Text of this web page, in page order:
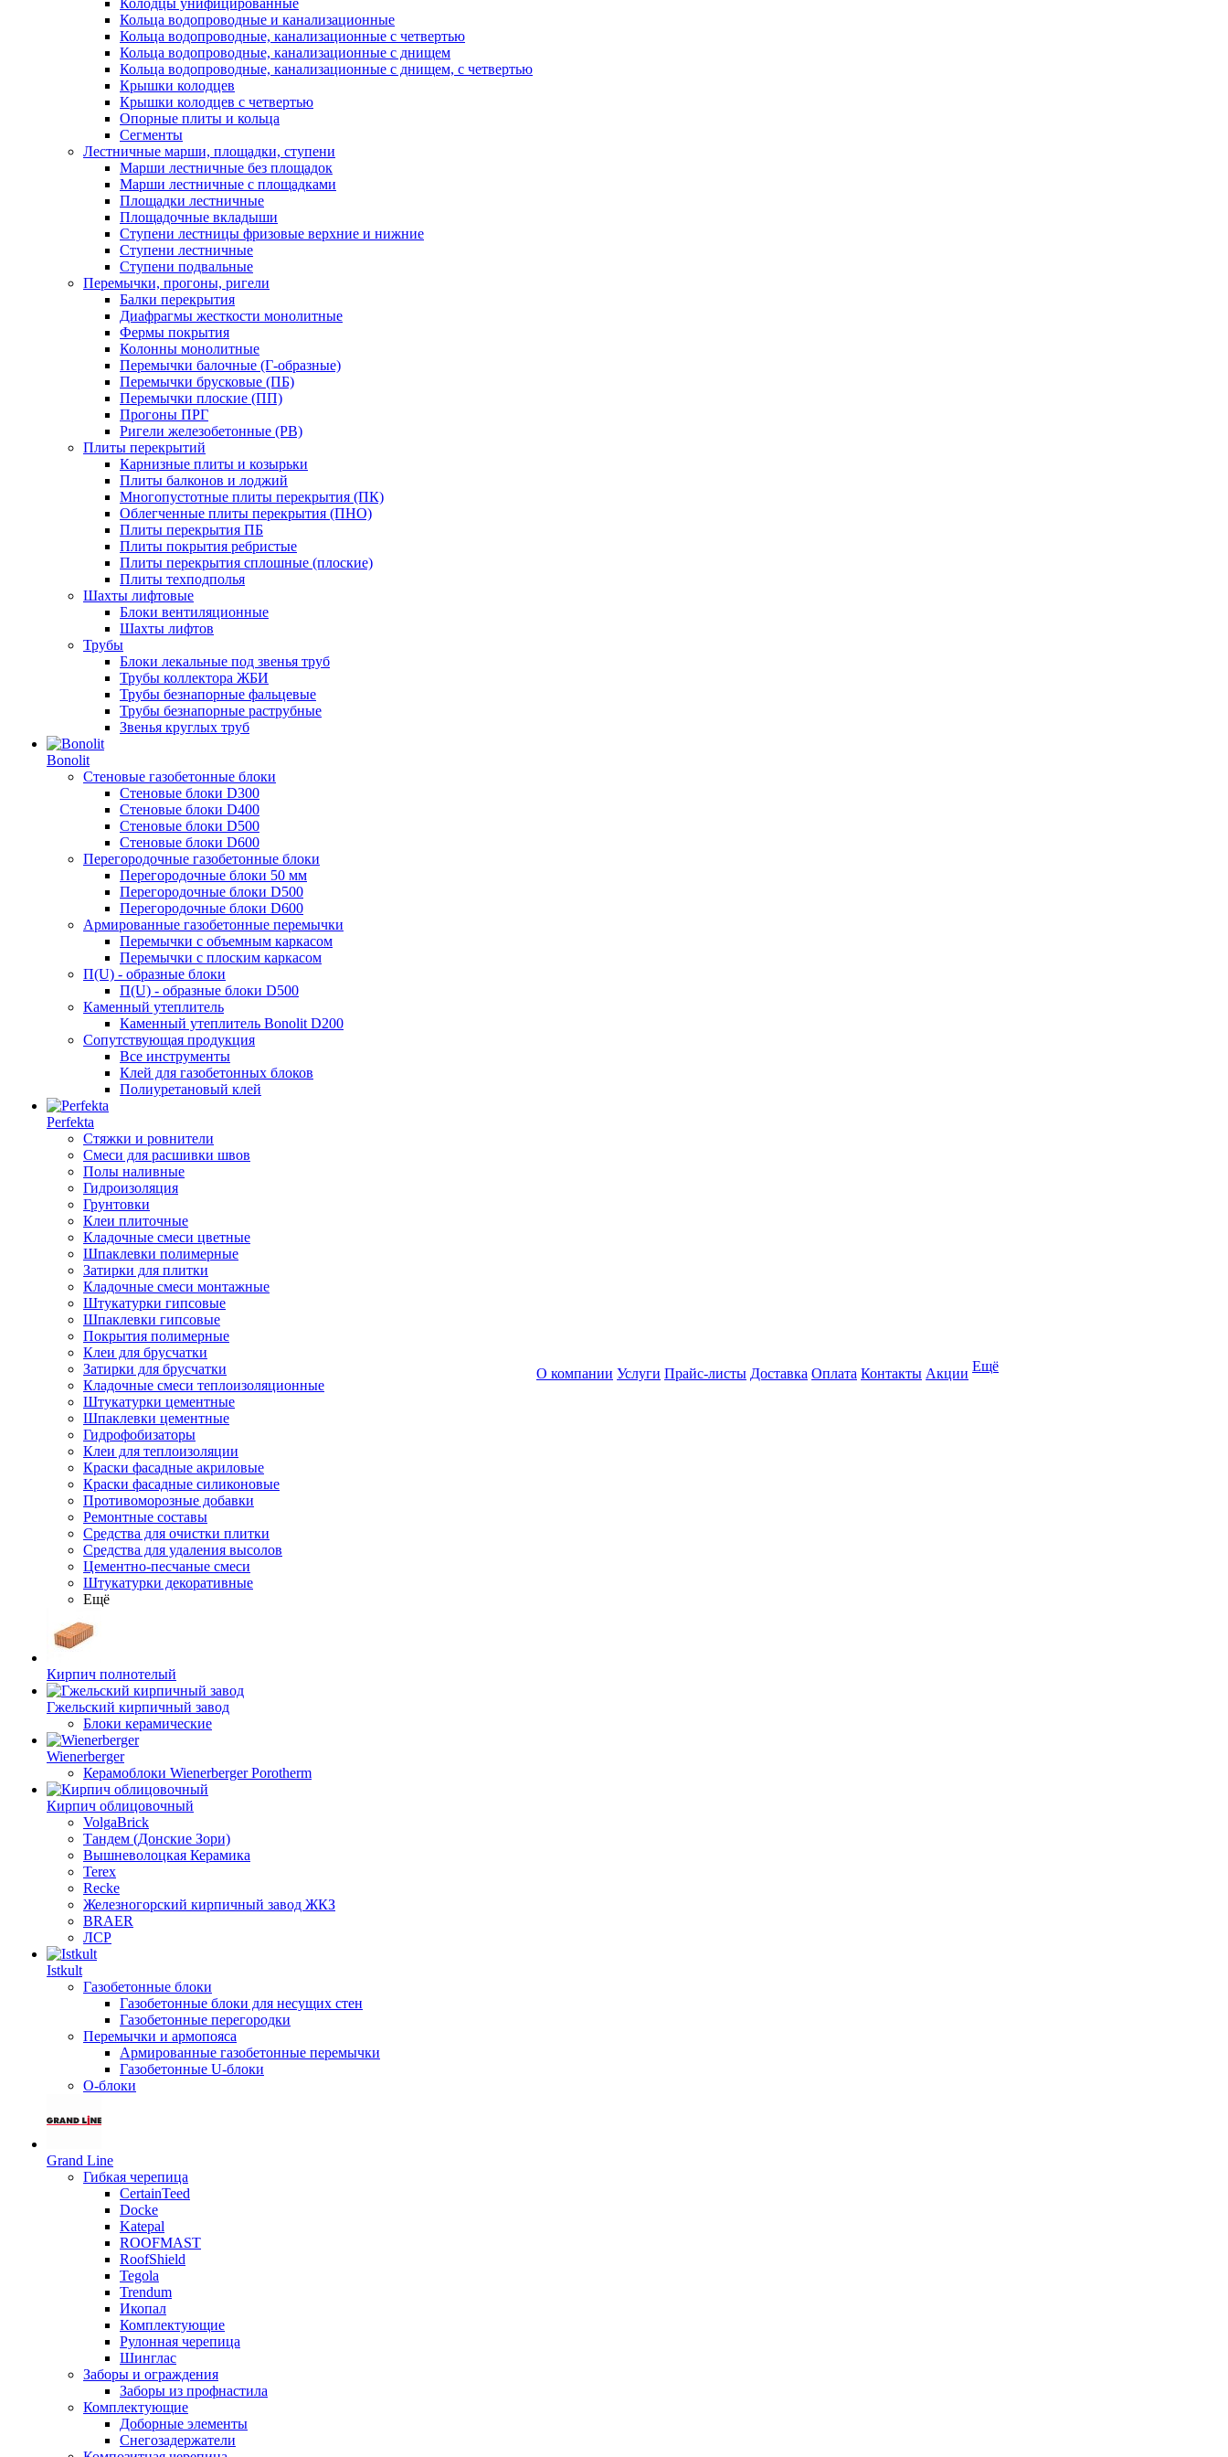
Колодцы унифицированные
Кольца водопроводные и канализационные
Кольца водопроводные, канализационные с четвертью
Кольца водопроводные, канализационные с днищем
Кольца водопроводные, канализационные с днищем, с четвертью
Крышки колодцев
Крышки колодцев с четвертью
Опорные плиты и кольца
Сегменты
Лестничные марши, площадки, ступени
Марши лестничные без площадок
Марши лестничные с площадками
Площадки лестничные
Площадочные вкладыши
Ступени лестницы фризовые верхние и нижние
Ступени лестничные
Ступени подвальные
Перемычки, прогоны, ригели
Балки перекрытия
Диафрагмы жесткости монолитные
Фермы покрытия
Колонны монолитные
Перемычки балочные (Г-образные)
Перемычки брусковые (ПБ)
Перемычки плоские (ПП)
Прогоны ПРГ
Ригели железобетонные (РВ)
Плиты перекрытий
Карнизные плиты и козырьки
Плиты балконов и лоджий
Многопустотные плиты перекрытия (ПК)
Облегченные плиты перекрытия (ПНО)
Плиты перекрытия ПБ
Плиты покрытия ребристые
Плиты перекрытия сплошные (плоские)
Плиты техподполья
Шахты лифтовые
Блоки вентиляционные
Шахты лифтов
Трубы
Блоки лекальные под звенья труб
Трубы коллектора ЖБИ
Трубы безнапорные фальцевые
Трубы безнапорные раструбные
Звенья круглых труб
Bonolit
Стеновые газобетонные блоки
Стеновые блоки D300
Стеновые блоки D400
Стеновые блоки D500
Стеновые блоки D600
Перегородочные газобетонные блоки
Перегородочные блоки 50 мм
Перегородочные блоки D500
Перегородочные блоки D600
Армированные газобетонные перемычки
Перемычки с объемным каркасом
Перемычки с плоским каркасом
П(U) - образные блоки
П(U) - образные блоки D500
Каменный утеплитель
Каменный утеплитель Bonolit D200
Сопутствующая продукция
Все инструменты
Клей для газобетонных блоков
Полиуретановый клей
Perfekta
Стяжки и ровнители
Смеси для расшивки швов
Полы наливные
Гидроизоляция
Грунтовки
Клеи плиточные
Кладочные смеси цветные
Шпаклевки полимерные
Затирки для плитки
Кладочные смеси монтажные
Штукатурки гипсовые
Шпаклевки гипсовые
Покрытия полимерные
Клеи для брусчатки
Затирки для брусчатки
Кладочные смеси теплоизоляционные
Штукатурки цементные
Шпаклевки цементные
Гидрофобизаторы
Клеи для теплоизоляции
Краски фасадные акриловые
Краски фасадные силиконовые
Противоморозные добавки
Ремонтные составы
Средства для очистки плитки
Средства для удаления высолов
Цементно-песчаные смеси
Штукатурки декоративные
Ещё
Кирпич полнотелый
Гжельский кирпичный завод
Блоки керамические
Wienerberger
Керамоблоки Wienerberger Porotherm
Кирпич облицовочный
VolgaBrick
Тандем (Донские Зори)
Вышневолоцкая Керамика
Terex
Recke
Железногорский кирпичный завод ЖКЗ
BRAER
ЛСР
Istkult
Газобетонные блоки
Газобетонные блоки для несущих стен
Газобетонные перегородки
Перемычки и армопояса
Армированные газобетонные перемычки
Газобетонные U-блоки
О-блоки
Grand Line
Гибкая черепица
CertainTeed
Docke
Katepal
ROOFMAST
RoofShield
Tegola
Trendum
Икопал
Комплектующие
Рулонная черепица
Шинглас
Заборы и ограждения
Заборы из профнастила
Комплектующие
Доборные элементы
Снегозадержатели
О компании Услуги Прайс-листы Доставка Оплата Контакты Акции Ещё